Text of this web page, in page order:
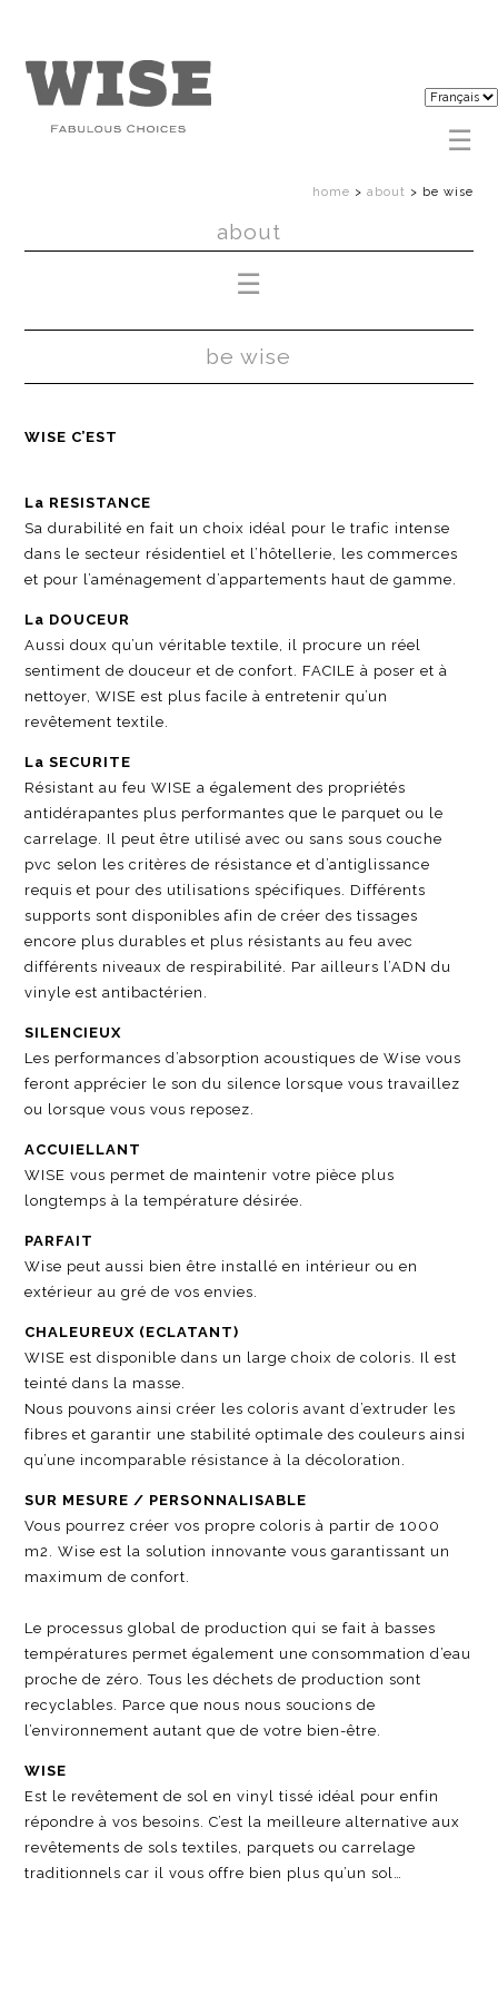
home > about > be wise
about
be wise
WISE C’EST
La RESISTANCE
Sa durabilité en fait un choix idéal pour le trafic intense
dans le secteur résidentiel et l’hôtellerie, les commerces
et pour l’aménagement d’appartements haut de gamme.
La DOUCEUR
Aussi doux qu’un véritable textile, il procure un réel
sentiment de douceur et de confort. FACILE à poser et à
nettoyer, WISE est plus facile à entretenir qu’un
revêtement textile.
La SECURITE
Résistant au feu WISE a également des propriétés
antidérapantes plus performantes que le parquet ou le
carrelage. Il peut être utilisé avec ou sans sous couche
pvc selon les critères de résistance et d’antiglissance
requis et pour des utilisations spécifiques. Différents
supports sont disponibles afin de créer des tissages
encore plus durables et plus résistants au feu avec
différents niveaux de respirabilité. Par ailleurs l’ADN du
vinyle est antibactérien.
SILENCIEUX
Les performances d’absorption acoustiques de Wise vous
feront apprécier le son du silence lorsque vous travaillez
ou lorsque vous vous reposez.
ACCUIELLANT
WISE vous permet de maintenir votre pièce plus
longtemps à la température désirée.
PARFAIT
Wise peut aussi bien être installé en intérieur ou en
extérieur au gré de vos envies.
CHALEUREUX (ECLATANT)
WISE est disponible dans un large choix de coloris. Il est
teinté dans la masse.
Nous pouvons ainsi créer les coloris avant d’extruder les
fibres et garantir une stabilité optimale des couleurs ainsi
qu’une incomparable résistance à la décoloration.
SUR MESURE / PERSONNALISABLE
Vous pourrez créer vos propre coloris à partir de 1000
m2. Wise est la solution innovante vous garantissant un
maximum de confort.
Le processus global de production qui se fait à basses
températures permet également une consommation d’eau
proche de zéro. Tous les déchets de production sont
recyclables. Parce que nous nous soucions de
l’environnement autant que de votre bien-être.
WISE
Est le revêtement de sol en vinyl tissé idéal pour enfin
répondre à vos besoins. C’est la meilleure alternative aux
revêtements de sols textiles, parquets ou carrelage
traditionnels car il vous offre bien plus qu’un sol…